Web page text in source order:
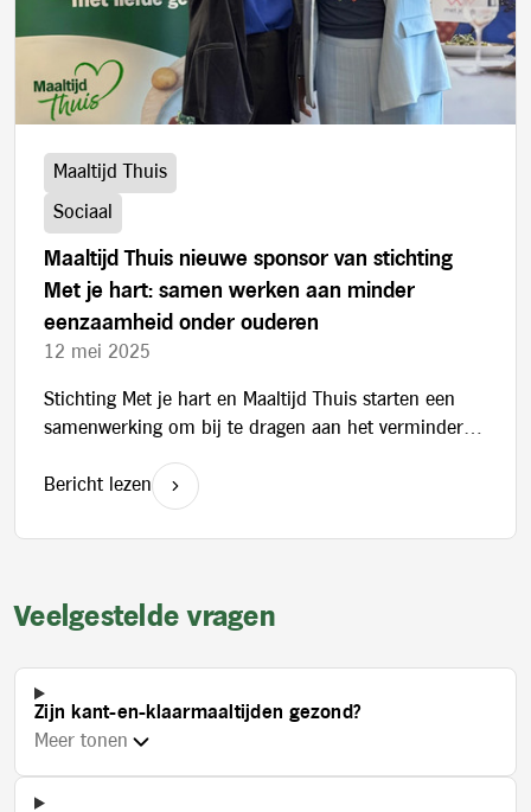
Maaltijd Thuis nieuwe sponsor van stichting
Met je hart: samen werken aan minder
eenzaamheid onder ouderen
12 mei 2025
blog.category_label:
Maaltijd Thuis
Sociaal
Stichting Met je hart en Maaltijd Thuis starten een
samenwerking om bij te dragen aan het verminderen
Bericht lezen
Veelgestelde vragen
Zijn kant-en-klaarmaaltijden gezond?
Meer tonen